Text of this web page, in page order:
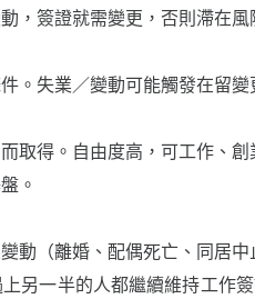
，簽證就需變更，否則滯在風
。失業／變動可能觸發在留變
取得。自由度高，可工作、創
。
動（離婚、配偶死亡、同居
另一半的人都繼續維持工作